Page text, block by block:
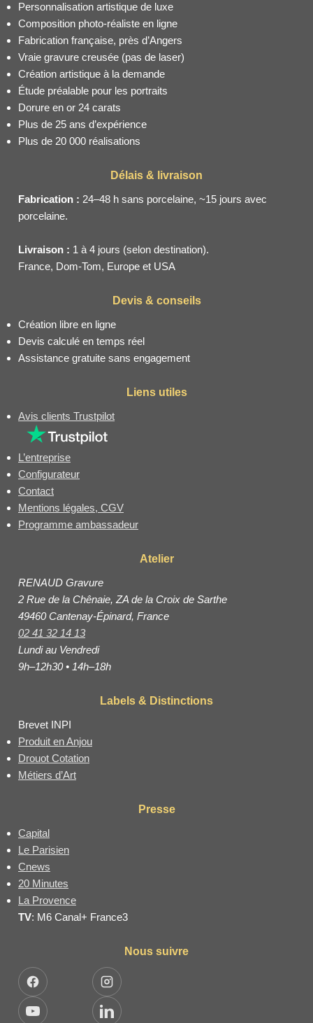
Personnalisation artistique de luxe
Composition photo-réaliste en ligne
Fabrication française, près d’Angers
Vraie gravure creusée (pas de laser)
Création artistique à la demande
Étude préalable pour les portraits
Dorure en or 24 carats
Plus de 25 ans d’expérience
Plus de 20 000 réalisations
Délais & livraison
Fabrication : 24–48 h sans porcelaine, ~15 jours avec
porcelaine.
Livraison : 1 à 4 jours (selon destination).
France, Dom-Tom, Europe et USA
Devis & conseils
Création libre en ligne
Devis calculé en temps réel
Assistance gratuite sans engagement
Liens utiles
Avis clients Trustpilot
L’entreprise
Configurateur
Contact
Mentions légales, CGV
Programme ambassadeur
Atelier
RENAUD Gravure
2 Rue de la Chênaie, ZA de la Croix de Sarthe
49460 Cantenay-Épinard, France
02 41 32 14 13
Lundi au Vendredi
9h–12h30 • 14h–18h
Labels & Distinctions
Brevet INPI
Produit en Anjou
Drouot Cotation
Métiers d’Art
Presse
Capital
Le Parisien
Cnews
20 Minutes
La Provence
TV: M6 Canal+ France3
Nous suivre
Facebook Instagram
YouTube LinkedIn